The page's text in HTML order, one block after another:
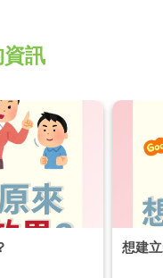
訊
想建